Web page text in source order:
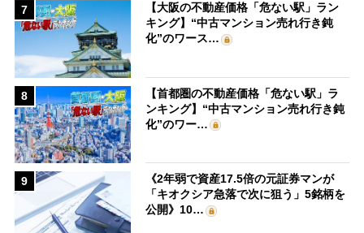
7
【大阪の不動産価格「危ない駅」ラン
キング】“中古マンション売れ行き鈍
化”のワース…
8
【首都圏の不動産価格「危ない駅」ラ
ンキング】“中古マンション売れ行き鈍
化”のワー…
9
《2年弱で資産17.5倍の元証券マンが
「キオクシア急落で次に狙う」5銘柄を
公開》10…